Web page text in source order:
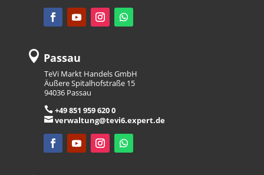
 Passau
TeVi Markt Handels GmbH
Äußere Spitalhofstraße 15
94036 Passau
 +49 851 959 620 0
 verwaltung@tevi6.expert.de